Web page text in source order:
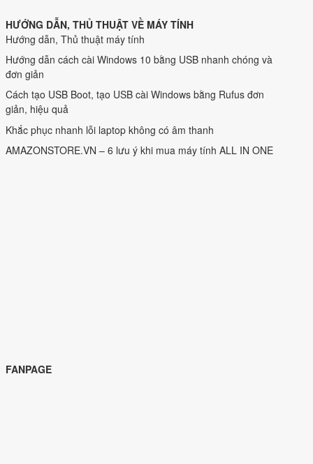
HƯỚNG DẪN, THỦ THUẬT VỀ MÁY TÍNH
Hướng dẫn, Thủ thuật máy tính
Hướng dẫn cách cài Windows 10 bằng USB nhanh chóng và
đơn giản
Cách tạo USB Boot, tạo USB cài Windows bằng Rufus đơn
giản, hiệu quả
Khắc phục nhanh lỗi laptop không có âm thanh
AMAZONSTORE.VN – 6 lưu ý khi mua máy tính ALL IN ONE
FANPAGE